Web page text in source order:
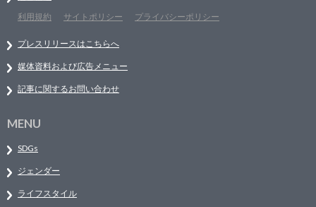
利用規約
サイトポリシー プライバシーポリシー
プレスリリースはこちらへ
媒体資料および広告メニュー
記事に関するお問い合わせ
MENU
SDGs
ジェンダー
ライフスタイル